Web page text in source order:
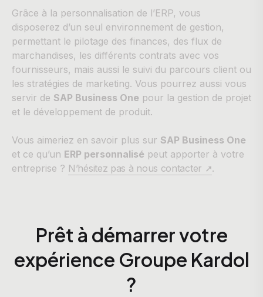
Grâce à la personnalisation de l’ERP, vous
disposerez d’un seul environnement de gestion,
permettant le pilotage des finances, des flux de
marchandises, les différents contrats avec vos
fournisseurs, mais aussi le suivi du parcours client ou
les stratégies de marketing. Vous pourrez aussi vous
servir de SAP Business One pour la gestion de projet
et le développement de produit.
Vous aimeriez en savoir plus sur SAP Business One
et ce qu’un ERP personnalisé peut apporter à votre
entreprise ? N’hésitez pas à nous contacter ➚.
Prêt à démarrer votre
expérience Groupe Kardol
?